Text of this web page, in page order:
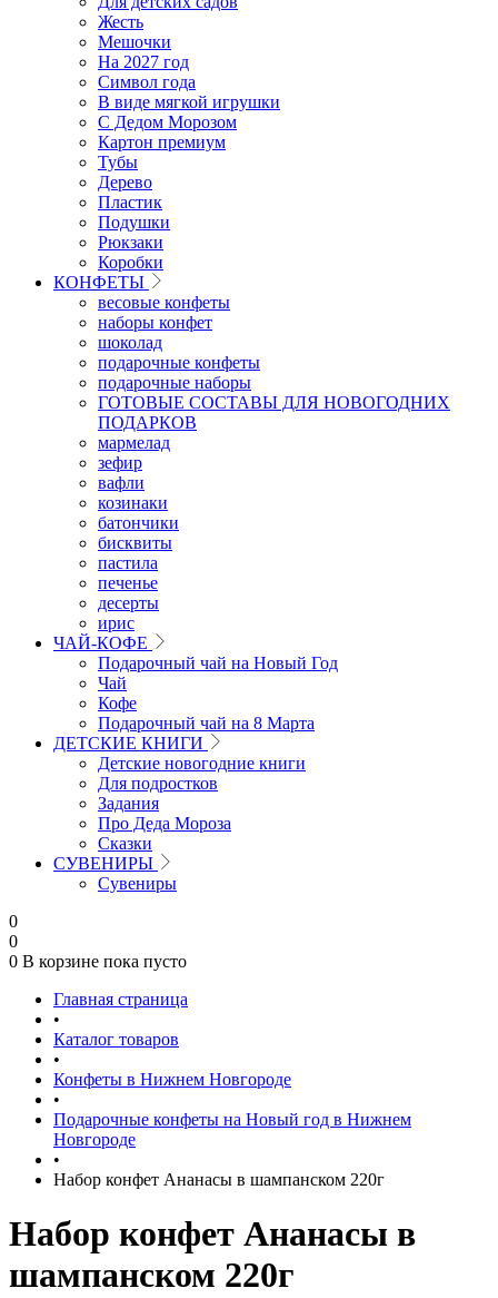
Жесть
Мешочки
На 2027 год
Символ года
В виде мягкой игрушки
С Дедом Морозом
Картон премиум
Тубы
Дерево
Пластик
Подушки
Рюкзаки
Коробки
КОНФЕТЫ
весовые конфеты
наборы конфет
шоколад
подарочные конфеты
подарочные наборы
ГОТОВЫЕ СОСТАВЫ ДЛЯ НОВОГОДНИХ
ПОДАРКОВ
мармелад
зефир
вафли
козинаки
батончики
бисквиты
пастила
печенье
десерты
ирис
ЧАЙ-КОФЕ
Подарочный чай на Новый Год
Чай
Кофе
Подарочный чай на 8 Марта
ДЕТСКИЕ КНИГИ
Детские новогодние книги
Для подростков
Задания
Про Деда Мороза
Сказки
СУВЕНИРЫ
Сувениры
0
0
0 В корзине пока пусто
Главная страница
•
Каталог товаров
•
Конфеты в Нижнем Новгороде
•
Подарочные конфеты на Новый год в Нижнем
Новгороде
•
Набор конфет Ананасы в шампанском 220г
Набор конфет Ананасы в
шампанском 220г